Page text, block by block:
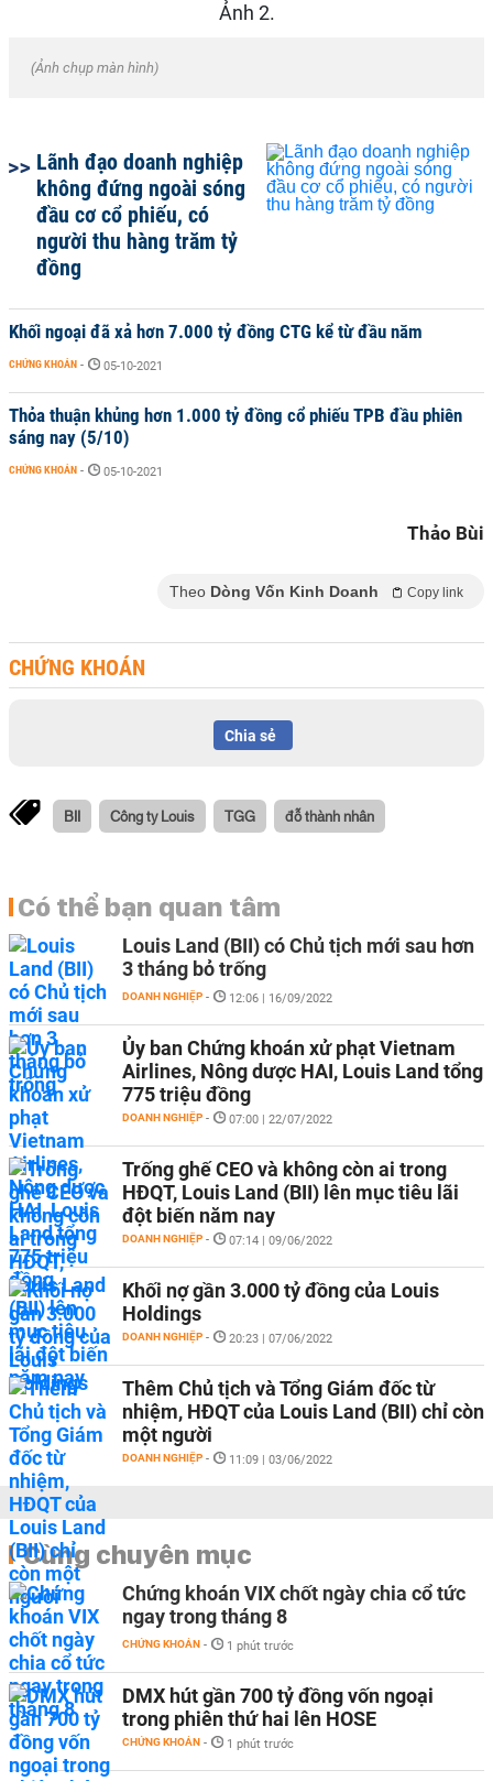
(Ảnh chụp màn hình)
Lãnh đạo doanh nghiệp
không đứng ngoài sóng
đầu cơ cổ phiếu, có
người thu hàng trăm tỷ
đồng
Khối ngoại đã xả hơn 7.000 tỷ đồng CTG kể từ đầu năm
CHỨNG KHOÁN - 05-10-2021
Thỏa thuận khủng hơn 1.000 tỷ đồng cổ phiếu TPB đầu phiên
sáng nay (5/10)
CHỨNG KHOÁN - 05-10-2021
Thảo Bùi
Theo Dòng Vốn Kinh Doanh Copy link
CHỨNG KHOÁN
Chia sẻ
BII Công ty Louis TGG đỗ thành nhân
Có thể bạn quan tâm
Louis Land (BII) có Chủ tịch mới sau hơn
3 tháng bỏ trống
DOANH NGHIỆP - 12:06 | 16/09/2022
Ủy ban Chứng khoán xử phạt Vietnam
Airlines, Nông dược HAI, Louis Land tổng
775 triệu đồng
DOANH NGHIỆP - 07:00 | 22/07/2022
Trống ghế CEO và không còn ai trong
HĐQT, Louis Land (BII) lên mục tiêu lãi
đột biến năm nay
DOANH NGHIỆP - 07:14 | 09/06/2022
Khối nợ gần 3.000 tỷ đồng của Louis
Holdings
DOANH NGHIỆP - 20:23 | 07/06/2022
Thêm Chủ tịch và Tổng Giám đốc từ
nhiệm, HĐQT của Louis Land (BII) chỉ còn
một người
DOANH NGHIỆP - 11:09 | 03/06/2022
Cùng chuyên mục
Chứng khoán VIX chốt ngày chia cổ tức
ngay trong tháng 8
CHỨNG KHOÁN - 1 phút trước
DMX hút gần 700 tỷ đồng vốn ngoại
trong phiên thứ hai lên HOSE
CHỨNG KHOÁN - 1 phút trước